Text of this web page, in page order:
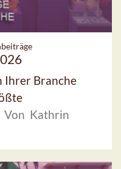
Ihrer Branche
Von Kathrin